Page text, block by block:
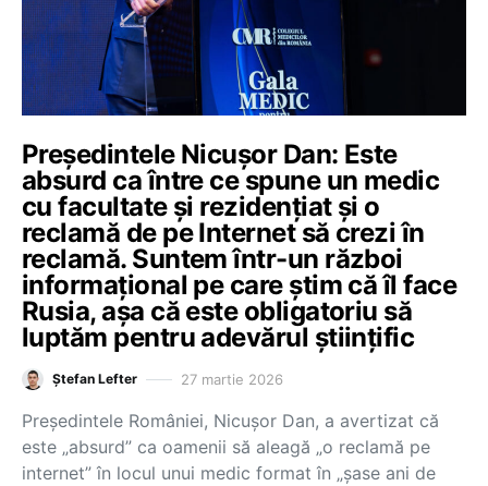
Președintele Nicușor Dan: Este
absurd ca între ce spune un medic
cu facultate și rezidențiat și o
reclamă de pe Internet să crezi în
reclamă. Suntem într-un război
informațional pe care știm că îl face
Rusia, așa că este obligatoriu să
luptăm pentru adevărul științific
Ștefan Lefter 27 martie 2026
Președintele României, Nicușor Dan, a avertizat că
este „absurd” ca oamenii să aleagă „o reclamă pe
internet” în locul unui medic format în „șase ani de